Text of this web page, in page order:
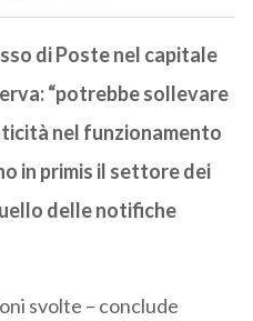
di Poste nel capitale
“potrebbe sollevare
nel funzionamento
in primis il settore dei
delle notifiche
svolte – conclude